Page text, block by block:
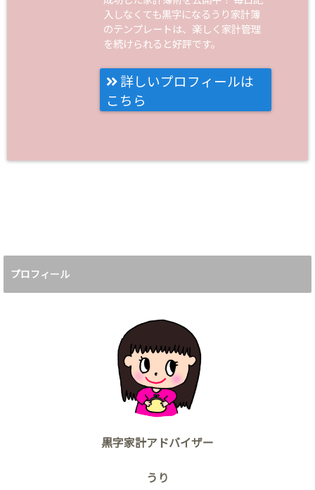
入しなくても黒字になるうり家計簿
のテンプレートは、楽しく家計管理
を続けられると好評です。
詳しいプロフィールは
こちら
プロフィール
黒字家計アドバイザー
うり